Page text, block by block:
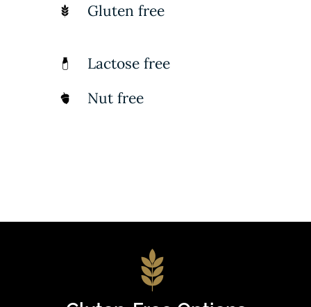
Gluten free
Lactose free
Nut free